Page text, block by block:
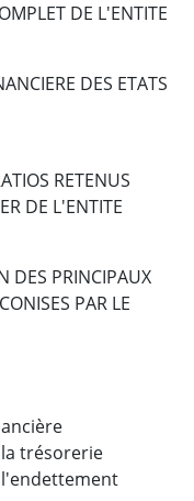
DE L'ENTITE
DES ETATS
RETENUS
DE L'ENTITE
DES PRINCIPAUX
PAR LE
trésorerie